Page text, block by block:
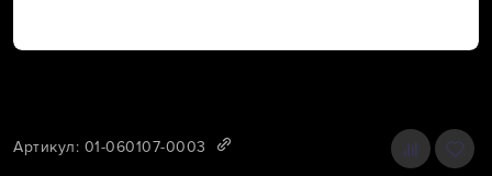
Артикул: 01-060107-0003